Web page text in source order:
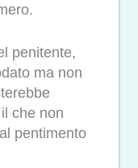
penitente,
ma non
che non
pentimento